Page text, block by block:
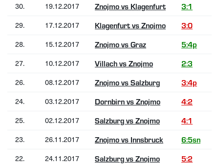
30.
19.12.2017 Znojmo vs Klagenfurt 3:1
29.
17.12.2017 Klagenfurt vs Znojmo 3:0
28.
15.12.2017 Znojmo vs Graz 5:4p
27.
10.12.2017 Villach vs Znojmo 2:3
26.
08.12.2017 Znojmo vs Salzburg 3:4p
24.
03.12.2017 Dornbirn vs Znojmo 4:2
25.
02.12.2017 Salzburg vs Znojmo 4:1
23.
26.11.2017 Znojmo vs Innsbruck 6:5sn
22.
24.11.2017 Salzburg vs Znojmo 5:2